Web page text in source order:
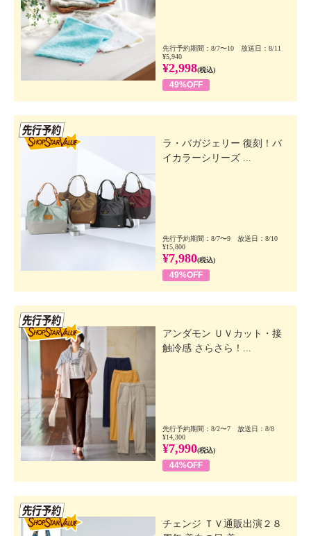
先行予約期間：8/7〜10 放送日：8/11
¥5,940
¥2,998(税込)
49%OFF
ラ・バガジェリー 復刻！バ
イカラーシリーズ ...
先行予約期間：8/7〜9 放送日：8/10
¥15,800
¥7,980(税込)
49%OFF
アンダモン ＵＶカット・接
触冷感 さらさら！...
先行予約期間：8/2〜7 放送日：8/8
¥14,300
¥7,990(税込)
44%OFF
チェンジ ＴＶ通販出演２８